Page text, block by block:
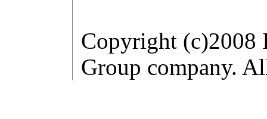
Copyright (c)2008
Group company.